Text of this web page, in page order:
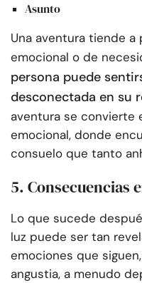
Asunto
Una aventura tiende
emocional o de
persona puede
desconectada en su
aventura se convierte
emocional, donde
consuelo que tanto
5. Consecuencias
Lo que sucede
luz puede ser tan
emociones que
angustia, a menudo